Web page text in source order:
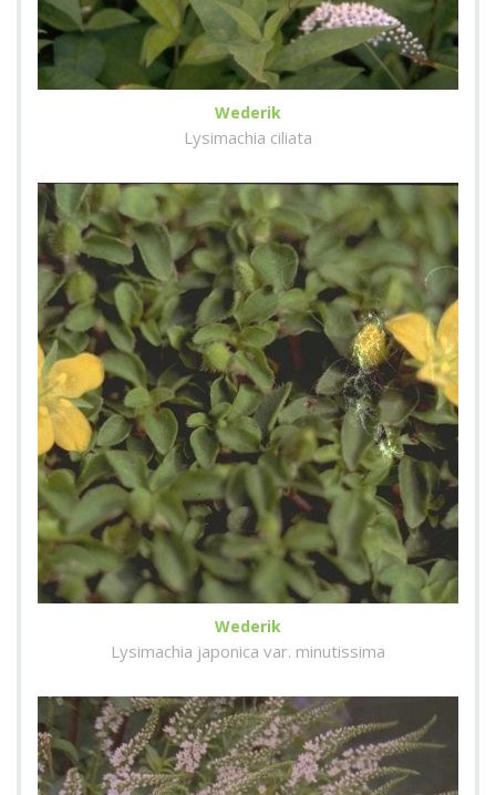
Wederik
Lysimachia ciliata
Wederik
Lysimachia japonica var. minutissima